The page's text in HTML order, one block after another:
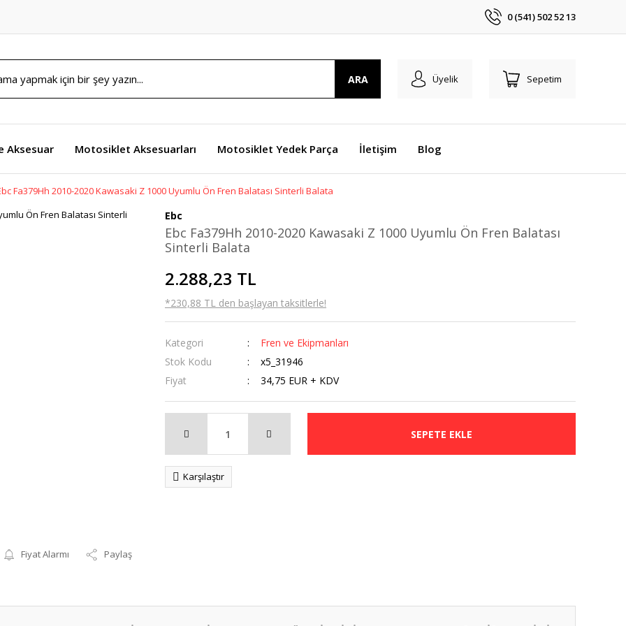
0 (541) 502 52 13
ARA Üyelik Sepetim
Aksesuar Motosiklet Aksesuarları Motosiklet Yedek Parça İletişim Blog
Fa379Hh 2010-2020 Kawasaki Z 1000 Uyumlu Ön Fren Balatası Sinterli Balata
Fiyat Alarmı Paylaş
Ebc
Ebc Fa379Hh 2010-2020 Kawasaki Z 1000 Uyumlu Ön Fren Balatası
Sinterli Balata
2.288,23 TL
*230,88 TL den başlayan taksitlerle!
Kategori
Fren ve Ekipmanları
Stok Kodu
x5_31946
Fiyat
34,75 EUR + KDV
SEPETE EKLE
Karşılaştır